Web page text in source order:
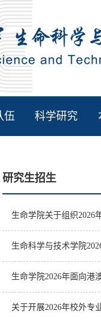
伍 科学研究
研究生招生
生命学院关于组织2026
生命科学与技术学院
生命学院2026年面向港
关于开展2026年校外专